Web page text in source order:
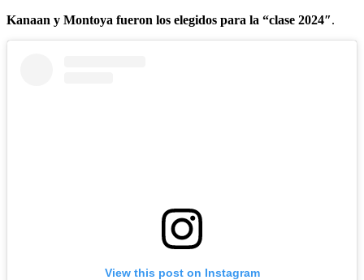
Kanaan y Montoya fueron los elegidos para la “clase 2024″.
View this post on Instagram